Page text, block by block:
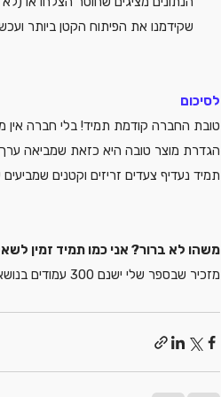
שקידמנו את הפיתוח הקטן ביותר
לסיכום
טובת החברה קודמת תמיד! בלי חברה אין
הגדרת מוצר טובה היא כזאת שמביאה
תמיד נעדיף צעדים זריזים וקטנים
משהו לא ברור? אני כמו תמיד זמין
מזכיר שבספר שלי ישנם 300 עמודים בנושאים הללו ואחרים שמתעסקים בחברה, המוצר וערך ללקוח